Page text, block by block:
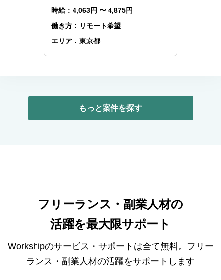
時給 : 4,063円 〜 4,875円
働き方 : リモート希望
エリア : 東京都
もっと案件を探す
フリーランス・副業人材の
活躍を最大限サポート
Workshipのサービス・サポートは全て無料。フリー
ランス・副業人材の活躍をサポートします